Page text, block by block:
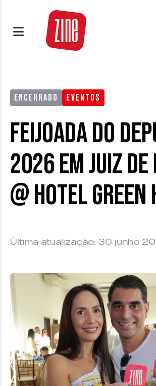
ENCERRADO EVENTOS
Feijoada do
2026 em Juiz
@ Hotel
Última atualização: 30 junho